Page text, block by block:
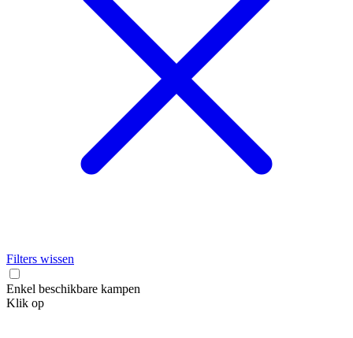
Filters wissen
Enkel beschikbare kampen
Klik op